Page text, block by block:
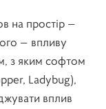
на простір —
— впливу
з яким софтом
Ladybug),
вплив